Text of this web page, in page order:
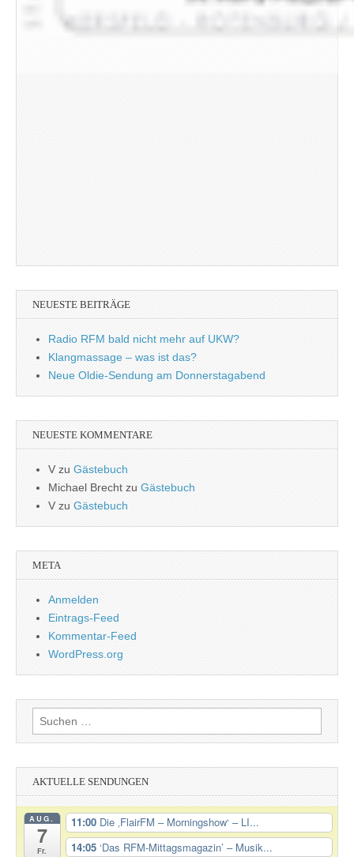
NEUESTE BEITRÄGE
Radio RFM bald nicht mehr auf UKW?
Klangmassage – was ist das?
Neue Oldie-Sendung am Donnerstagabend
NEUESTE KOMMENTARE
V zu Gästebuch
Michael Brecht zu Gästebuch
Vzu Gästebuch
META
Anmelden
Eintrags-Feed
Kommentar-Feed
WordPress.org
Suchen
nach:
AKTUELLE SENDUNGEN
AUG.
7
Fr.
11:00 Die ‚FlairFM – Morningshow‘ – LI...
14:05 ‘Das RFM-Mittagsmagazin’ – Musik...